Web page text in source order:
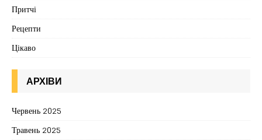
Притчі
Рецепти
Цікаво
АРХІВИ
Червень 2025
Травень 2025